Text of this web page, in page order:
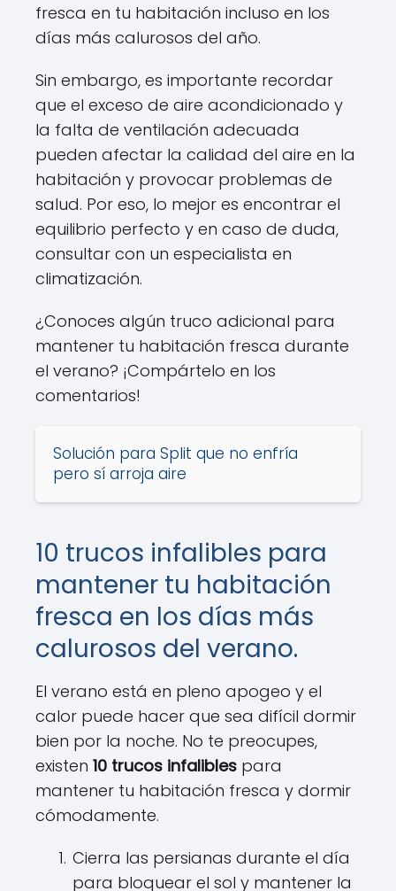
fresca en tu habitación incluso en los
días más calurosos del año.
Sin embargo, es importante recordar
que el exceso de aire acondicionado y
la falta de ventilación adecuada
pueden afectar la calidad del aire en la
habitación y provocar problemas de
salud. Por eso, lo mejor es encontrar el
equilibrio perfecto y en caso de duda,
consultar con un especialista en
climatización.
¿Conoces algún truco adicional para
mantener tu habitación fresca durante
el verano? ¡Compártelo en los
comentarios!
Solución para Split que no enfría
pero sí arroja aire
10 trucos infalibles para
mantener tu habitación
fresca en los días más
calurosos del verano.
El verano está en pleno apogeo y el
calor puede hacer que sea difícil dormir
bien por la noche. No te preocupes,
existen 10 trucos infalibles para
mantener tu habitación fresca y dormir
cómodamente.
Cierra las persianas durante el día
para bloquear el sol y mantener la